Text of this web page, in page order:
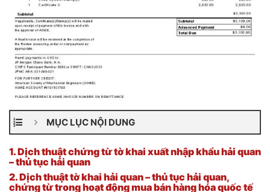
MỤC LỤC NỘI DUNG
1.Dịch thuật chứng từ tờ khai xuất nhập khẩu hải quan
– thủ tục hải quan
2.Dịch thuật tờ khai hải quan – thủ tục hải quan,
chứng từ trong hoạt động mua bán hàng hóa quốc tế